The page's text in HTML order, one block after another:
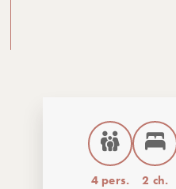
4 pers. 2 ch.